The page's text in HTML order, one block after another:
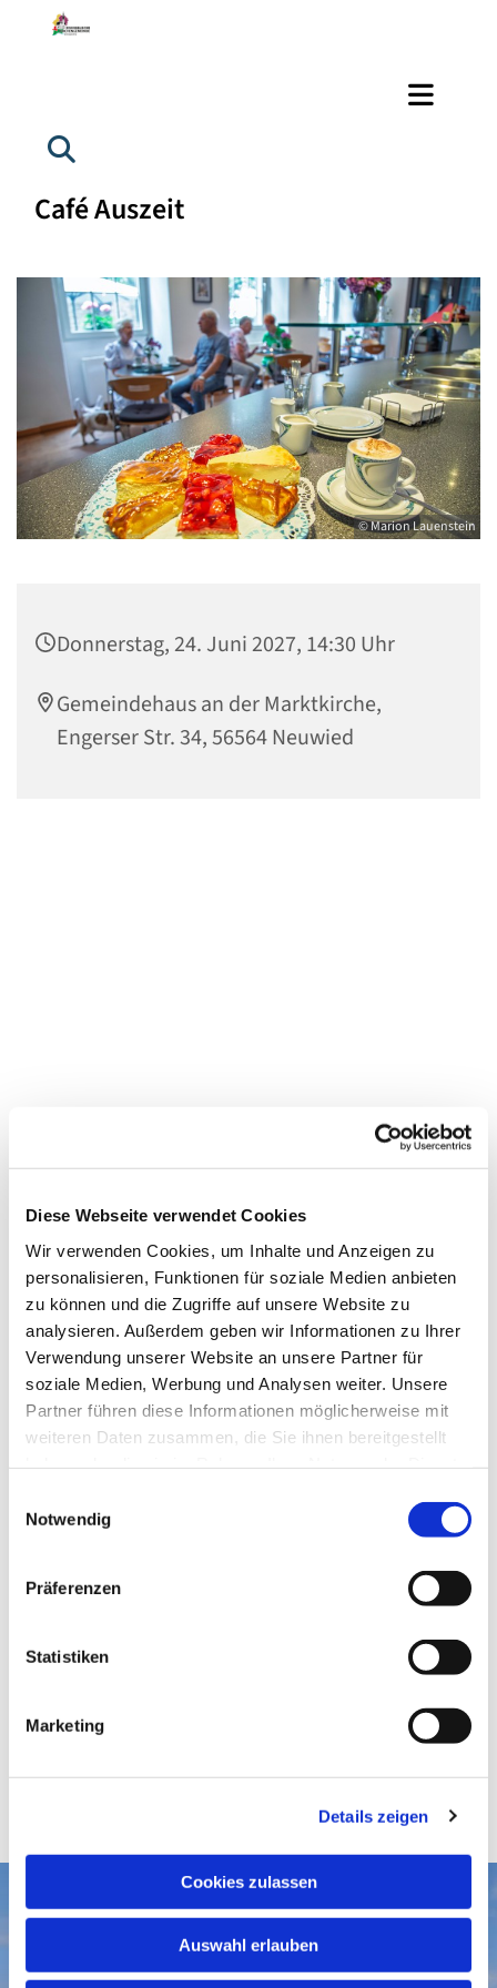
Diese Webseite verwendet Cookies
Wir verwenden Cookies, um Inhalte und Anzeigen zu
personalisieren, Funktionen für soziale Medien anbieten
zu können und die Zugriffe auf unsere Website zu
analysieren. Außerdem geben wir Informationen zu Ihrer
Verwendung unserer Website an unsere Partner für
soziale Medien, Werbung und Analysen weiter. Unsere
Partner führen diese Informationen möglicherweise mit
weiteren Daten zusammen, die Sie ihnen bereitgestellt
Notwendig
Präferenzen
Statistiken
Marketing
Details zeigen
Cookies zulassen
Auswahl erlauben
Café Auszeit
© Marion Lauenstein
Donnerstag, 24. Juni 2027, 14:30 Uhr
Gemeindehaus an der Marktkirche,
Engerser Str. 34, 56564 Neuwied
Dies könnte Sie auch interessieren
Aktuelles
Gottesdienste
Gemeindegruß-Archiv